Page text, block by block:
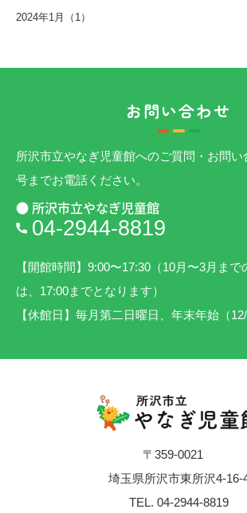
2024年1月（1）
お問い合わせ
所沢市立やなぎ児童館へのご質問・お問
号までお電話ください。
● 所沢市立やなぎ児童館
04-2944-8819
【開館時間】9:00〜17:30（10月〜3月ま
は、17:00までとなります）
【休館日】毎月第二日曜日、年末年始（12/
〒359-0021
埼玉県所沢市東所沢4-16-
TEL. 04-2944-8819